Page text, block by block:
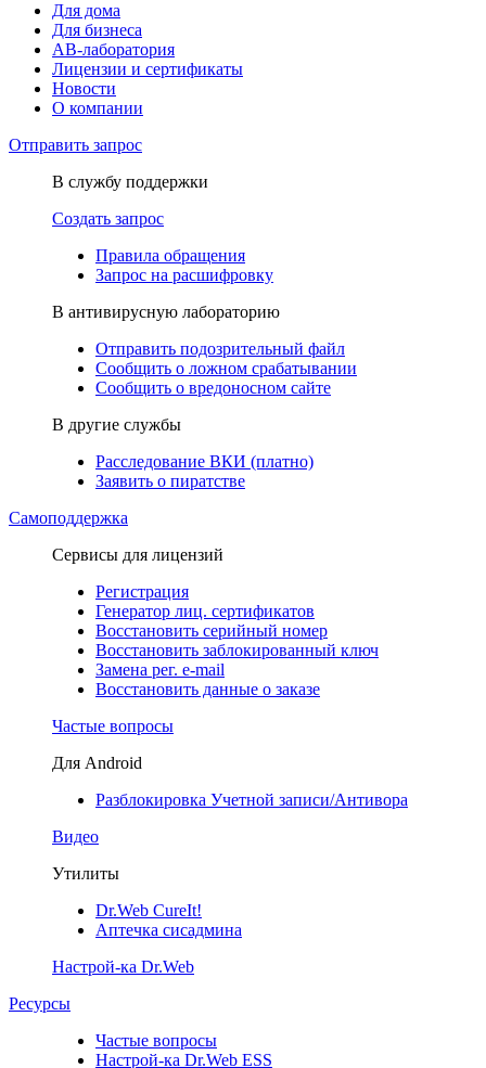
Для дома
Для бизнеса
АВ-лаборатория
Лицензии и сертификаты
Новости
О компании
Отправить запрос
В службу поддержки
Создать запрос
Правила обращения
Запрос на расшифровку
В антивирусную лабораторию
Отправить подозрительный файл
Сообщить о ложном срабатывании
Сообщить о вредоносном сайте
В другие службы
Расследование ВКИ (платно)
Заявить о пиратстве
Самоподдержка
Сервисы для лицензий
Регистрация
Генератор лиц. сертификатов
Восстановить серийный номер
Восстановить заблокированный ключ
Замена рег. e-mail
Восстановить данные о заказе
Частые вопросы
Для Android
Разблокировка Учетной записи/Антивора
Видео
Утилиты
Dr.Web CureIt!
Аптечка сисадмина
Настрой-ка Dr.Web
Ресурсы
Частые вопросы
Настрой-ка Dr.Web ESS